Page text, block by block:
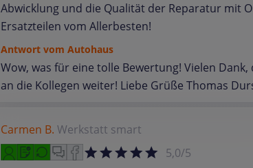
Abwicklung und die Qualität der Reparatur mit
Ersatzteilen vom Allerbesten!
Antwort vom Autohaus
Wow, was für eine tolle Bewertung! Vielen
an die Kollegen weiter! Liebe Grüße Thomas
Carmen B. Werkstatt smart
5,0/5